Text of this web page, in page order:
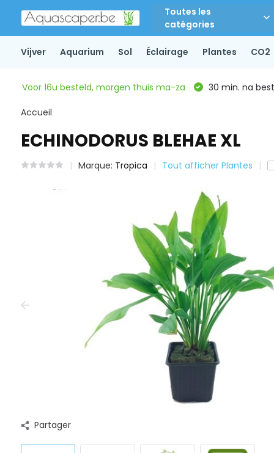
Toutes les
catégories
Vijver Aquarium Sol Éclairage Plantes CO2
Voor 16u besteld, morgen thuis ma-za 30 min. na
Accueil
ECHINODORUS BLEHAE XL
Marque: Tropica Tout afficher Plantes
Partager